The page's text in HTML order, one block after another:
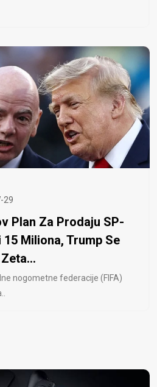
29
Plan Za Prodaju SP-
Miliona, Trump Se
nogometne federacije (FIFA)